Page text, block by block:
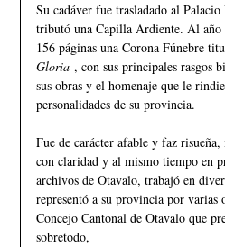
Su cadáver fue trasladado al
tributó una Capilla Ardiente. Al
156 páginas una Corona Fúnebre
Gloria, con sus principales rasgos
sus obras y el homenaje que le
personalidades de su provincia.
Fue de carácter afable y faz risueña,
con claridad y al mismo tiempo en
archivos de Otavalo, trabajó en
representó a su provincia por varias
Concejo Cantonal de Otavalo que
sobretodo,